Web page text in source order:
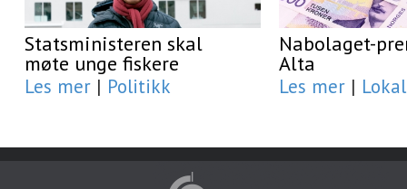
Statsministeren skal
møte unge fiskere
Les mer | Politikk
Nabolaget-
Alta
Les mer | Lokal